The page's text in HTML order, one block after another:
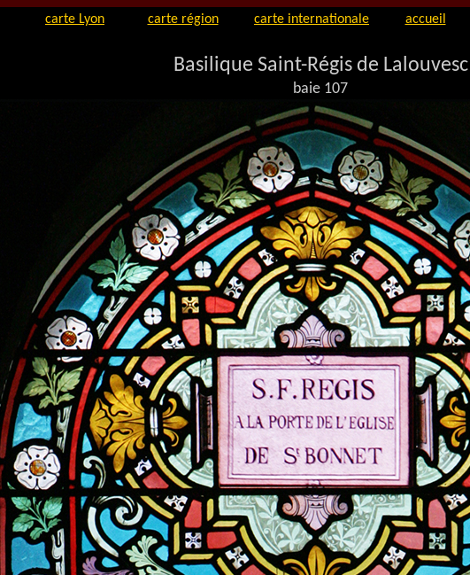
carte Lyon carte région carte internationale accueil
Basilique Saint-Régis de Lalouvesc
baie 107